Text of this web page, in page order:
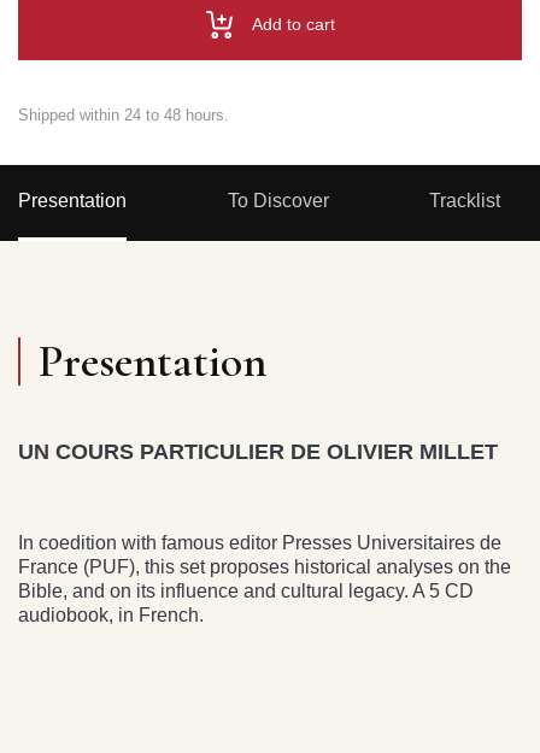
Add to cart
Shipped within 24 to 48 hours.
Presentation To Discover Tracklist
Presentation
UN COURS PARTICULIER DE OLIVIER MILLET
In coedition with famous editor Presses Universitaires de
France (PUF), this set proposes historical analyses on the
Bible, and on its influence and cultural legacy. A 5 CD
audiobook, in French.